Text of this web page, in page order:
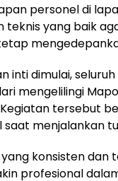
personel di
yang baik
inti dimulai,
mengelilingi
tersebut
menjalankan
konsisten dan
profesional